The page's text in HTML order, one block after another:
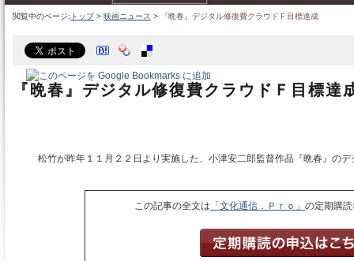
閲覧中のページ: トップ> 映画ニュース > 『晩春』デジタル修復費クラウドＦ目標達成
『晩春』デジタル修復費クラウドＦ目標達
松竹が昨年１１月２２日より実施した、小津安二郎監督作品『晩春』の
この記事の全文は 「文化通信．Ｐｒｏ」の定期購